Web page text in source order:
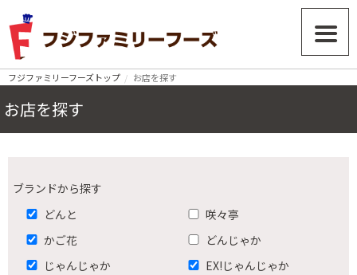
フジファミリーフーズトップ お店を探す
お店を探す
ブランドから探す
どんと
咲々亭
かご花
どんじゃか
じゃんじゃか
EX!じゃんじゃか